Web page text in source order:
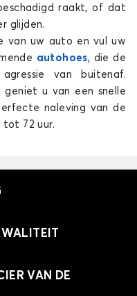
KODIAQraakt, of dat
glijden.
van uw auto en vul uw
autohoes, die de
van buitenaf.
u van een snelle
naleving van de
tot 72 uur.
VAN DE